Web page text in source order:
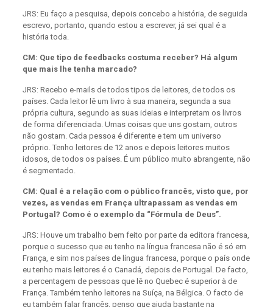
JRS: Eu faço a pesquisa, depois concebo a história, de seguida
escrevo, portanto, quando estou a escrever, já sei qual é a
história toda.
CM: Que tipo de feedbacks costuma receber? Há algum
que mais lhe tenha marcado?
JRS: Recebo e-mails de todos tipos de leitores, de todos os
países. Cada leitor lê um livro à sua maneira, segunda a sua
própria cultura, segundo as suas ideias e interpretam os livros
de forma diferenciada. Umas coisas que uns gostam, outros
não gostam. Cada pessoa é diferente e tem um universo
próprio. Tenho leitores de 12 anos e depois leitores muitos
idosos, de todos os países. É um público muito abrangente, não
é segmentado.
CM: Qual é a relação com o público francês, visto que, por
vezes, as vendas em França ultrapassam as vendas em
Portugal? Como é o exemplo da “Fórmula de Deus”.
JRS: Houve um trabalho bem feito por parte da editora francesa,
porque o sucesso que eu tenho na língua francesa não é só em
França, e sim nos países de língua francesa, porque o país onde
eu tenho mais leitores é o Canadá, depois de Portugal. De facto,
a percentagem de pessoas que lê no Quebec é superior à de
França. Também tenho leitores na Suíça, na Bélgica. O facto de
eu também falar francês, penso que ajuda bastante na